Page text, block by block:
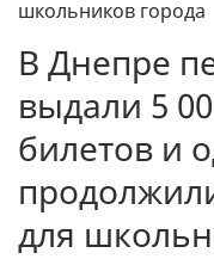
школьников города
В Днепре
выдали 5
билетов и
для